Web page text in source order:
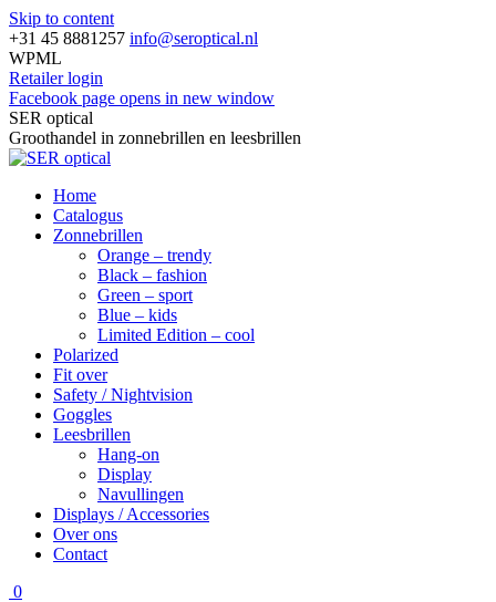
Skip to content
+31 45 8881257 info@seroptical.nl
WPML
Retailer login
Facebook page opens in new window
SER optical
Groothandel in zonnebrillen en leesbrillen
Home
Catalogus
Zonnebrillen
Orange – trendy
Black – fashion
Green – sport
Blue – kids
Limited Edition – cool
Polarized
Fit over
Safety / Nightvision
Goggles
Leesbrillen
Hang-on
Display
Navullingen
Displays / Accessories
Over ons
Contact
0